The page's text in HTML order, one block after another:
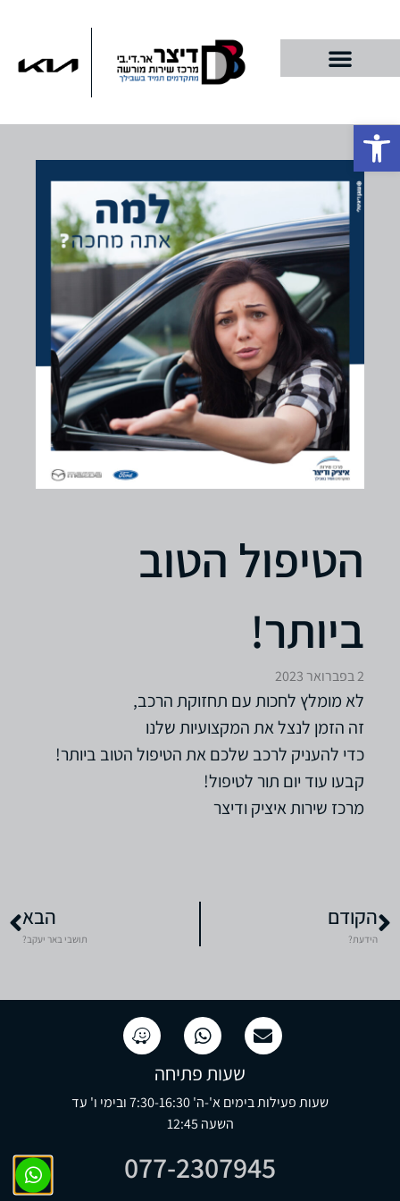
פתח סרגל נגישות
הטיפול הטוב
ביותר!
2 בפברואר 2023
לא מומלץ לחכות עם תחזוקת הרכב,
זה הזמן לנצל את המקצועיות שלנו
כדי להעניק לרכב שלכם את הטיפול הטוב ביותר!
קבעו עוד יום תור לטיפול!
מרכז שירות איציק ודיצר
הקודם
הידעת?
הבא
תושבי באר יעקב?
שעות פתיחה
שעות פעילות בימים א'-ה' 7:30-16:30 ובימי ו' עד
השעה 12:45
077-2307945